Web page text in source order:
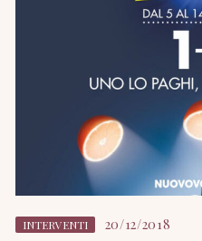
INTERVENTI 20/12/2018